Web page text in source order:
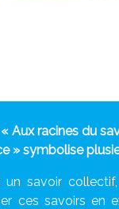
Aux racines du
» symbolise
savoir
ces savoirs en